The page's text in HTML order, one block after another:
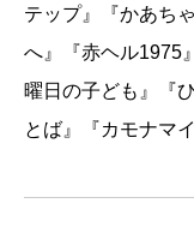
テップ』『かあち
へ』『赤ヘル1975
曜日の子ども』『
とば』『カモナマ